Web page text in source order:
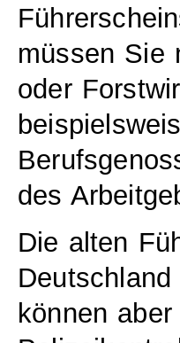
müssen Sie
oder
Berufsge
des
Die alten
können